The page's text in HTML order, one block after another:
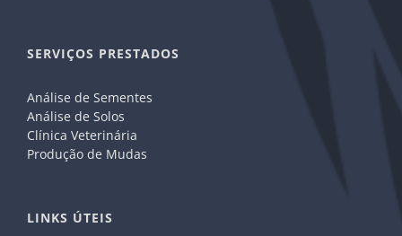
SERVIÇOS PRESTADOS
Análise de Sementes
Análise de Solos
Clínica Veterinária
Produção de Mudas
LINKS ÚTEIS